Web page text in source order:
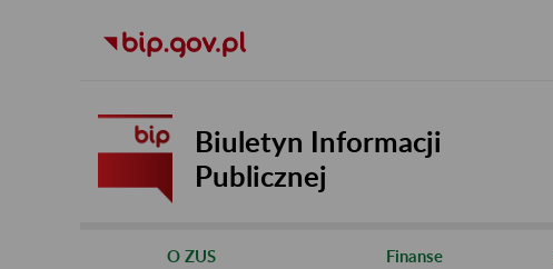
Biuletyn Informacji
Publicznej
O ZUS Finanse